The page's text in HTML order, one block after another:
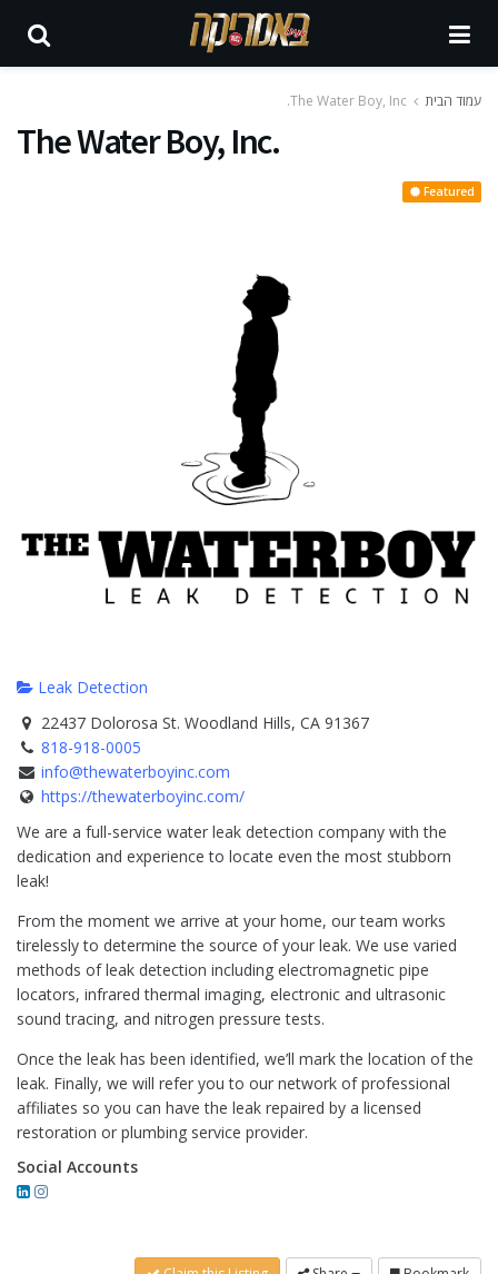
עמוד הבית The Water Boy, Inc.
The Water Boy, Inc.
Featured
Leak Detection
22437 Dolorosa St. Woodland Hills, CA 91367
818-918-0005
info@thewaterboyinc.com
https://thewaterboyinc.com/
We are a full-service water leak detection company with the
dedication and experience to locate even the most stubborn
leak!
From the moment we arrive at your home, our team works
tirelessly to determine the source of your leak. We use varied
methods of leak detection including electromagnetic pipe
locators, infrared thermal imaging, electronic and ultrasonic
sound tracing, and nitrogen pressure tests.
Once the leak has been identified, we’ll mark the location of the
leak. Finally, we will refer you to our network of professional
affiliates so you can have the leak repaired by a licensed
restoration or plumbing service provider.
Social Accounts